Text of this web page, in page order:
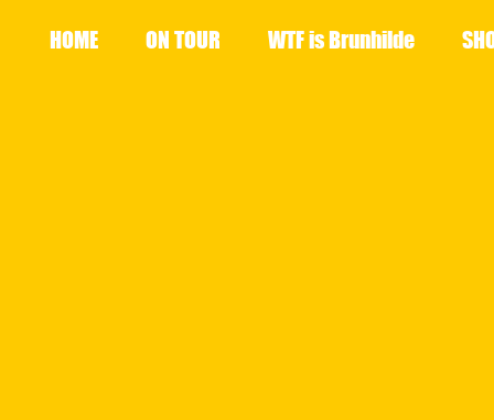
HOME ON TOUR WTF is Brunhilde